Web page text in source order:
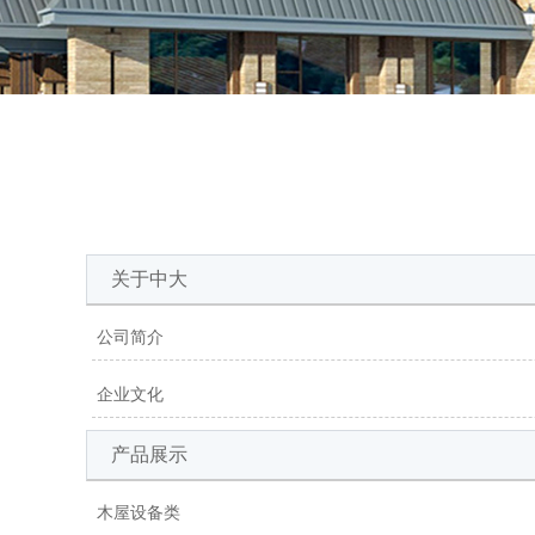
关于中大
公司简介
企业文化
产品展示
木屋设备类